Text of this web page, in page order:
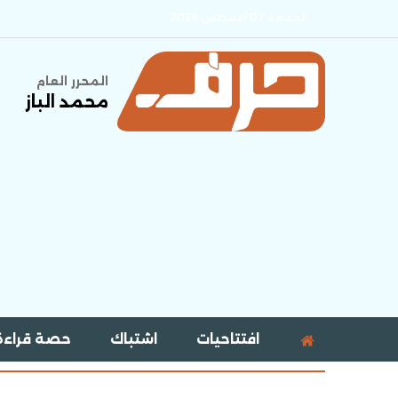
المحرر العام
محمد الباز
افتتاحيات اشتباك حصة